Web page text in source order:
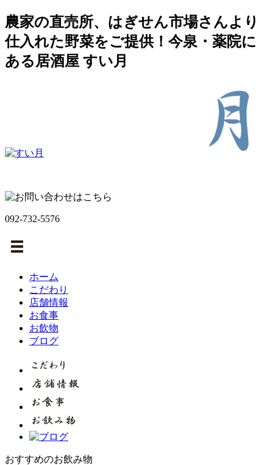
農家の直売所、はぎせん市場さんより
仕入れた野菜をご提供！今泉・薬院に
ある居酒屋 すい月
092-732-5576
ホーム
こだわり
店舗情報
お食事
お飲物
ブログ
おすすめのお飲み物